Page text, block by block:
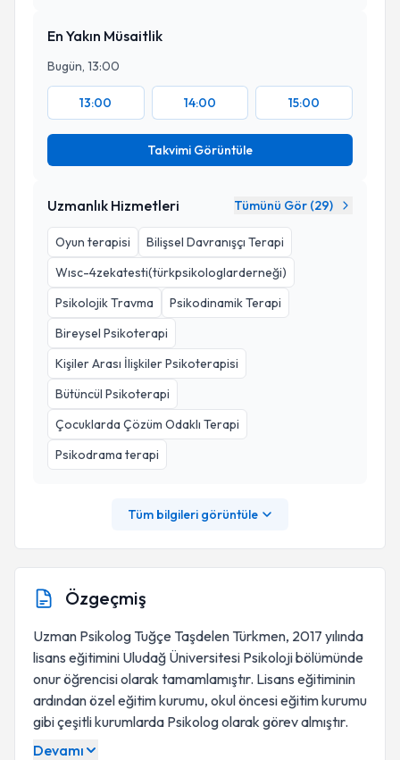
En Yakın Müsaitlik
Bugün, 13:00
13:00 14:00 15:00
Takvimi Görüntüle
Uzmanlık Hizmetleri Tümünü Gör (29)
Oyun terapisi
Bilişsel Davranışçı Terapi
Wısc-4zekatesti(türkpsikologlarderneği)
Psikolojik Travma
Psikodinamik Terapi
Bireysel Psikoterapi
Kişiler Arası İlişkiler Psikoterapisi
Bütüncül Psikoterapi
Çocuklarda Çözüm Odaklı Terapi
Psikodrama terapi
Tüm bilgileri görüntüle
Özgeçmiş
Uzman Psikolog Tuğçe Taşdelen Türkmen, 2017 yılında
lisans eğitimini Uludağ Üniversitesi Psikoloji bölümünde
onur öğrencisi olarak tamamlamıştır. Lisans eğitiminin
ardından özel eğitim kurumu, okul öncesi eğitim kurumu
gibi çeşitli kurumlarda Psikolog olarak görev almıştır.
Devamı